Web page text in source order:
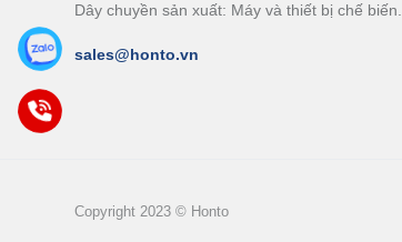
Dây chuyền sản xuất: Máy và thiết bị chế biến.
sales@honto.vn
Copyright 2023 © Honto